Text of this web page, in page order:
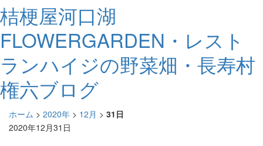
桔梗屋河口湖
FLOWERGARDEN・レスト
ランハイジの野菜畑・長寿村
権六ブログ
ホーム > 2020年 > 12月 > 31日
2020年12月31日